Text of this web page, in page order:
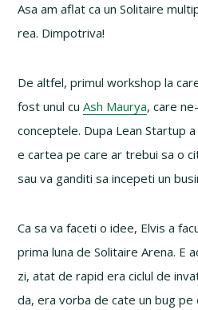
Asa am aflat ca un Solitaire
rea. Dimpotriva!
De altfel, primul workshop la
fost unul cuAsh Maurya, care
conceptele. Dupa Lean Startup a
e cartea pe care ar trebui sa o
sau va ganditi sa incepeti un
Ca sa va faceti o idee, Elvis a
prima luna de Solitaire Arena. E
zi, atat de rapid era ciclul de
da, era vorba de cate un bug